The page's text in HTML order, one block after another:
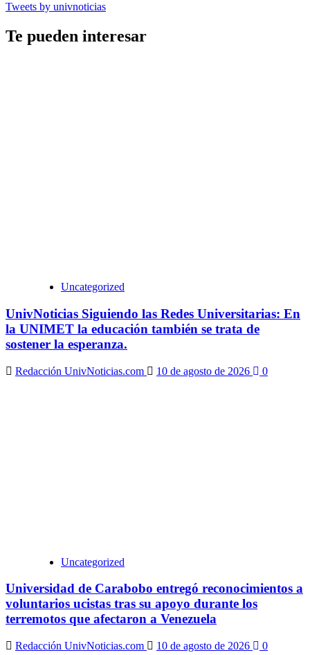
Tweets by univnoticias
Te pueden interesar
Uncategorized
UnivNoticias Siguiendo las Redes Universitarias: En
la UNIMET la educación también se trata de
sostener la esperanza.
Redacción UnivNoticias.com 10 de agosto de 2026 0
Uncategorized
Universidad de Carabobo entregó reconocimientos a
voluntarios ucistas tras su apoyo durante los
terremotos que afectaron a Venezuela
Redacción UnivNoticias.com 10 de agosto de 2026 0